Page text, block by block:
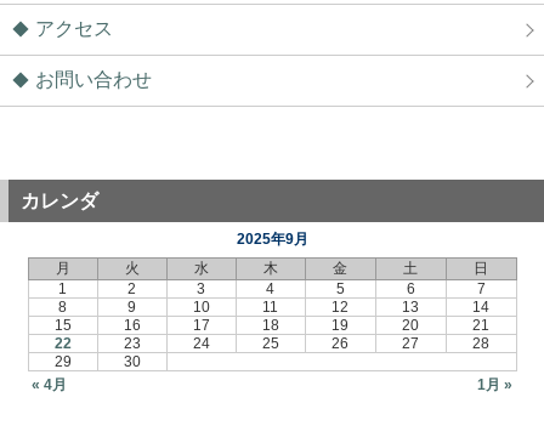
アクセス
お問い合わせ
カレンダ
2025年9月
月
火 水 木 金 土 日
« 4月 1月 »
1 2 3 4 5 6
7
8
9 10 11 12 13
14
15
16 17 18 19 20
21
22
23 24 25 26 27
28
29
30